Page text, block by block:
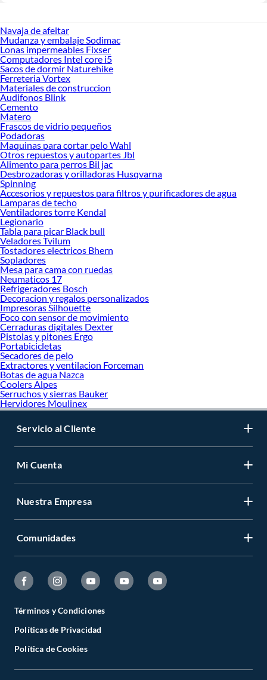
Navaja de afeitar
Mudanza y embalaje Sodimac
Lonas impermeables Fixser
Computadores Intel core i5
Sacos de dormir Naturehike
Ferreteria Vortex
Materiales de construccion
Audifonos Blink
Cemento
Matero
Frascos de vidrio pequeños
Podadoras
Maquinas para cortar pelo Wahl
Otros repuestos y autopartes Jbl
Alimento para perros Bil jac
Desbrozadoras y orilladoras Husqvarna
Spinning
Accesorios y repuestos para filtros y purificadores de agua
Lamparas de techo
Ventiladores torre Kendal
Legionario
Tabla para picar Black bull
Veladores Tvilum
Tostadores electricos Bhern
Sopladores
Mesa para cama con ruedas
Neumaticos 17
Refrigeradores Bosch
Decoracion y regalos personalizados
Impresoras Silhouette
Foco con sensor de movimiento
Cerraduras digitales Dexter
Pistolas y pitones Ergo
Portabicicletas
Secadores de pelo
Extractores y ventilacion Forceman
Botas de agua Nazca
Coolers Alpes
Serruchos y sierras Bauker
Hervidores Moulinex
Servicio al Cliente
Mi Cuenta
Nuestra Empresa
Comunidades
Términos y Condiciones
Políticas de Privacidad
Política de Cookies